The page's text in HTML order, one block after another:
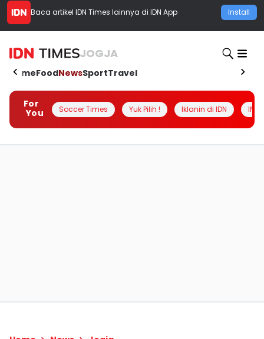
Baca artikel IDN Times lainnya di IDN App Install
JOGJA
HomeFoodNewsSportTravel
For
You
Soccer Times Yuk Pilih ! Iklanin di IDN